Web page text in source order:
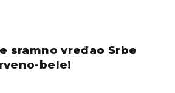
sramno vređao Srbe
bele!